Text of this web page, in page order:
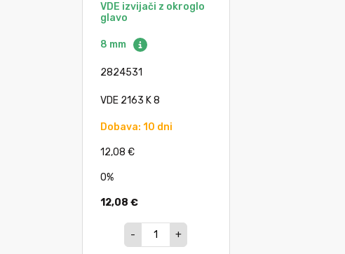
VDE izvijači z okroglo
glavo
8 mm
2824531
VDE 2163 K 8
Dobava: 10 dni
12,08 €
0%
12,08 €
- +